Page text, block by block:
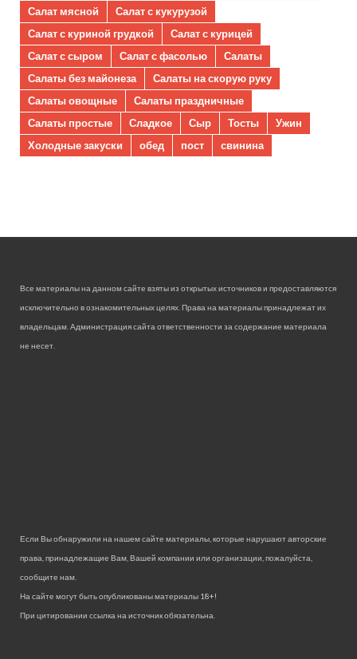
Салат мясной
Салат с кукурузой
Салат с куриной грудкой
Салат с курицей
Салат с сыром
Салат с фасолью
Салаты
Салаты без майонеза
Салаты на скорую руку
Салаты овощные
Салаты праздничные
Салаты простые
Сладкое Сыр Тосты
Ужин
Холодные закуски
обед пост свинина
Все материалы на данном сайте взяты из открытых источников и предоставляются
исключительно в ознакомительных целях. Права на материалы принадлежат их
владельцам. Администрация сайта ответственности за содержание материала
не несет.
Если Вы обнаружили на нашем сайте материалы, которые нарушают авторские
права, принадлежащие Вам, Вашей компании или организации, пожалуйста,
сообщите нам.
На сайте могут быть опубликованы материалы 18+!
При цитировании ссылка на источник обязательна.